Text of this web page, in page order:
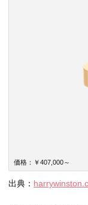
価格：￥407,000～
出典：